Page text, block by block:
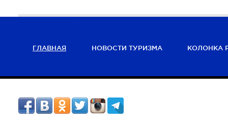
ГЛАВНАЯ НОВОСТИ ТУРИЗМА КОЛОНКА